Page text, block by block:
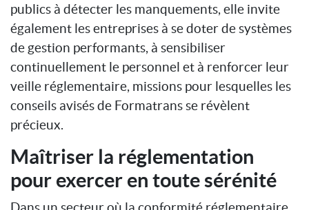
publics à détecter les manquements, elle invite
également les entreprises à se doter de systèmes
de gestion performants, à sensibiliser
continuellement le personnel et à renforcer leur
veille réglementaire, missions pour lesquelles les
conseils avisés de Formatrans se révèlent
précieux.
Maîtriser la réglementation
pour exercer en toute sérénité